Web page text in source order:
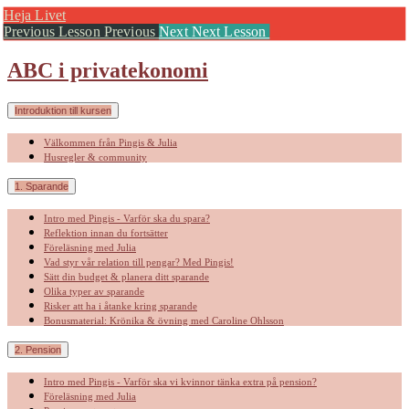
Return
to
ABC
Heja Livet
Previous Lesson Previous Next Next Lesson
ABC i privatekonomi
Introduktion till kursen
Välkommen från Pingis & Julia
Husregler & community
1. Sparande
Intro med Pingis - Varför ska du spara?
Reflektion innan du fortsätter
Föreläsning med Julia
Vad styr vår relation till pengar? Med Pingis!
Sätt din budget & planera ditt sparande
Olika typer av sparande
Risker att ha i åtanke kring sparande
Bonusmaterial: Krönika & övning med Caroline Ohlsson
2. Pension
Intro med Pingis - Varför ska vi kvinnor tänka extra på pension?
Föreläsning med Julia